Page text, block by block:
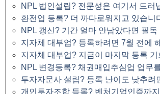
NPL 법인설립? 전문성은 여기서 드러
환전업 등록? 더 까다로워지고 있습니
NPL 갱신? 기간 얼마 안남았다면 필독
지자체 대부업? 등록하려면 7월 전에
지자체 대부업? 지금이 마지막 등록 기
NPL 변경등록? 채권매입추심업 업무
투자자문사 설립? 등록 난이도 낮추려
개인투자조합 등록? 벤처기업인증까